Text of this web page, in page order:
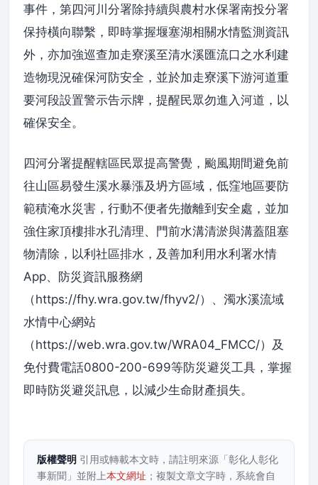
事件，第四河川分署除持續與農村水保署南投分署
保持橫向聯繫，即時掌握堰塞湖相關水情監測資訊
外，亦加強巡查加走寮溪至清水溪匯流口之水利建
造物現況確保河防安全，並於加走寮溪下游河道重
要河段設置警示告示牌，提醒民眾勿進入河道，以
確保安全。
四河分署提醒轄區民眾提高警覺，颱風期間避免前
往山區易發生溪水暴漲及坍方區域，低窪地區要防
範積淹水災害，行動不便者先撤離到安全處，並加
強住家頂樓排水孔清理、門前水溝清淤與溝蓋阻塞
物清除，以利社區排水，及善加利用水利署水情
App、防災資訊服務網
（https://fhy.wra.gov.tw/fhyv2/）、濁水溪流域
水情中心網站
（https://web.wra.gov.tw/WRA04_FMCC/）及
免付費電話0800-200-699等防災避災工具，掌握
即時防災避災訊息，以減少生命財產損失。
版權聲明 引用或轉載本文時，請註明來源「彰化人彰化
事新聞」並附上本文網址 ；複製文章文字時，系統會自